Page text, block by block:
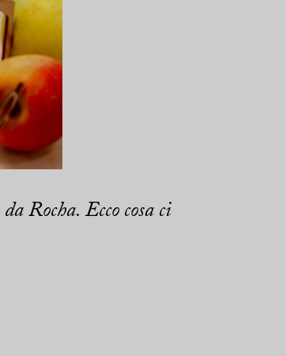
Rocha. Ecco cosa ci